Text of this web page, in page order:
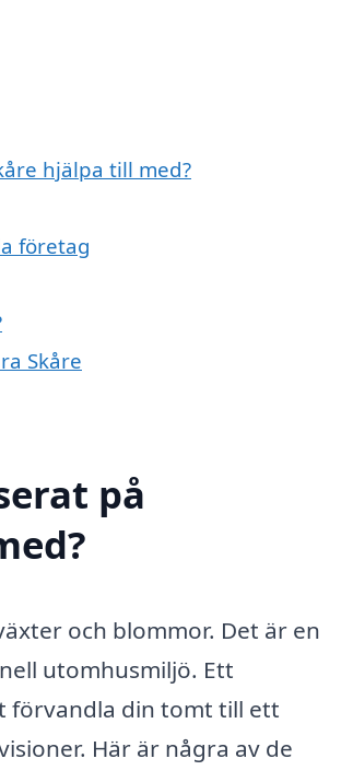
hjälpa till med?
företag
Skåre
på
och blommor. Det är en
utomhusmiljö. Ett
förvandla din tomt till ett
Här är några av de